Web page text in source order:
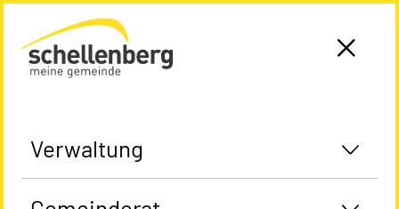
Gemeinde Schellenberg Startseite
Verwaltung